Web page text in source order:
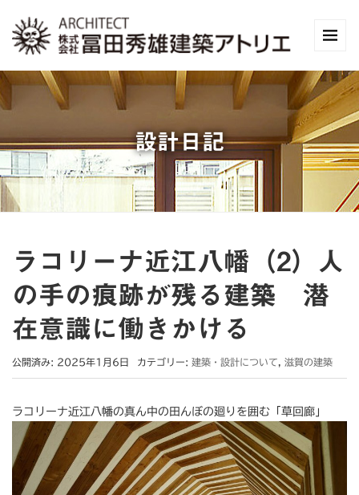
設計日記
ラコリーナ近江八幡（2）人
の手の痕跡が残る建築 潜
在意識に働きかける
公開済み: 2025年1月6日 カテゴリー: 建築・設計について 滋賀の建築
ラコリーナ近江八幡の真ん中の田んぼの廻りを囲む「草回廊」